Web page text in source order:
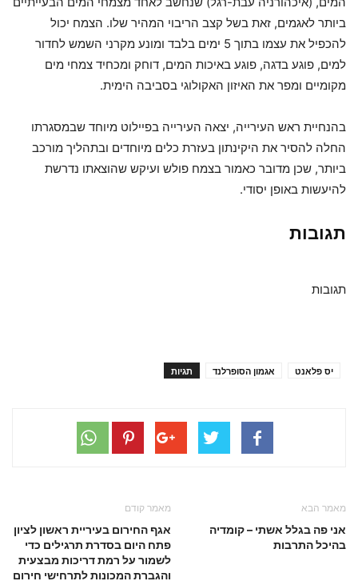
ביותר לאגמים, זאת בשל קצב הריבוי המהיר שלו. הצמח יכול
להכפיל את עצמו בתוך 5 ימים בלבד ומונע מקרני השמש לחדור
למים, פוגע בדגה, פוגע באיכות המים, דוחק ומכחיד צמחי מים
מקומיים ומפר את האיזון האקולוגי בסביבה הימית.
בהנחיית ראש העירייה, יצאה העירייה בפיילוט מיוחד שבמסגרתו
החלה להסיר את היקינתון בעזרת כלים מיוחדים ובתהליך מורכב
ביותר, שכן מדובר כאמור בצמח פולש ועיקש שהוצאתו נדרשת
להיעשות באופן יסודי.
תגובות
תגובות
תגיות אגמון הסופרלנד יס פלאנט
מאמר קודם
אגף החירום בעיריית ראשון לציון
פתח היום בסדרת תרגילים כדי
לשמור על רמת דריכות מבצעית
והגברת המכונות לתרחישי חירום
מאמר הבא
אני פה בגלל אשתי – קומדיה
בהיכל התרבות